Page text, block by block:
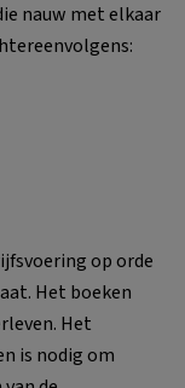
nauw met elkaar
op orde
Het boeken
Het
is nodig om